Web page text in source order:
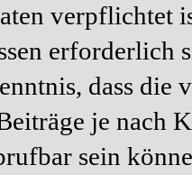
verpflichtet
erforderlich
dass die
je nach
sein